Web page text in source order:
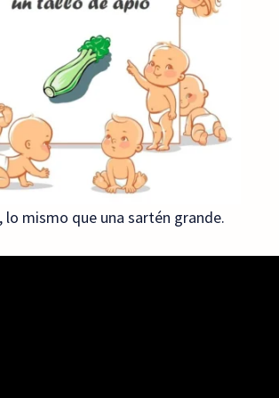
lo mismo que una sartén grande.